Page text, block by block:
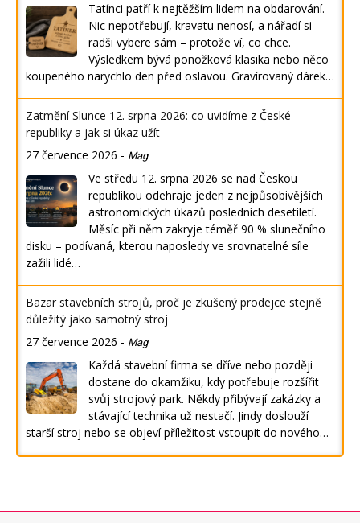
Tatínci patří k nejtěžším lidem na obdarování.
Nic nepotřebují, kravatu nenosí, a nářadí si
radši vybere sám – protože ví, co chce.
Výsledkem bývá ponožková klasika nebo něco
koupeného narychlo den před oslavou. Gravírovaný dárek…
Zatmění Slunce 12. srpna 2026: co uvidíme z České
republiky a jak si úkaz užít
27 července 2026 - Mag
Ve středu 12. srpna 2026 se nad Českou
republikou odehraje jeden z nejpůsobivějších
astronomických úkazů posledních desetiletí.
Měsíc při něm zakryje téměř 90 % slunečního
disku – podívaná, kterou naposledy ve srovnatelné síle
zažili lidé…
Bazar stavebních strojů, proč je zkušený prodejce stejně
důležitý jako samotný stroj
27 července 2026 - Mag
Každá stavební firma se dříve nebo později
dostane do okamžiku, kdy potřebuje rozšířit
svůj strojový park. Někdy přibývají zakázky a
stávající technika už nestačí. Jindy doslouží
starší stroj nebo se objeví příležitost vstoupit do nového…